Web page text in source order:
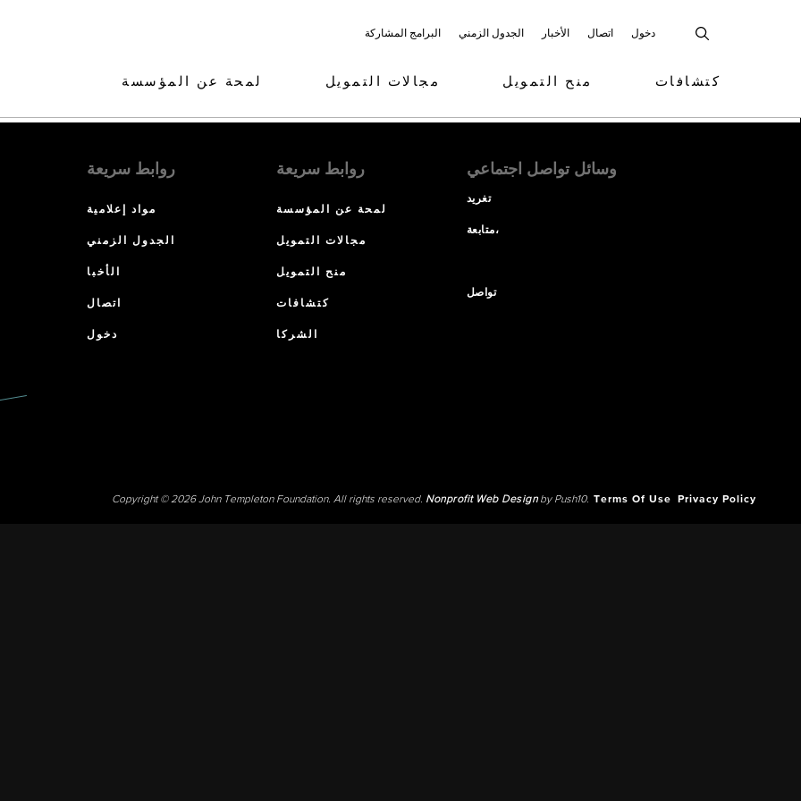
البرامج المشاركة الجدول الزمني الأخبار اتصال دخول
لمحة عن المؤسسة مجالات التمويل منح التمويل كتشافات
روابط سريعة
مواد إعلامية
الجدول الزمني
الأخبا
اتصال
دخول
روابط سريعة
لمحة عن المؤسسة
مجالات التمويل
منح التمويل
كتشافات
الشركا
وسائل تواصل اجتماعي
تغريد
متابعة،
تواصل
Copyright © 2026 John Templeton Foundation. All rights reserved. Nonprofit Web Designby Push10. Terms Of Use Privacy Policy